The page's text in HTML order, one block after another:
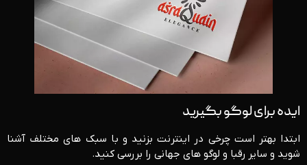
ایده برای لوگو بگیرید
ابتدا بهتر است چرخی در اینترنت بزنید و با سبک های مختلف آشنا
شوید و سایر رقبا و لوگو های جهانی را بررسی کنید.